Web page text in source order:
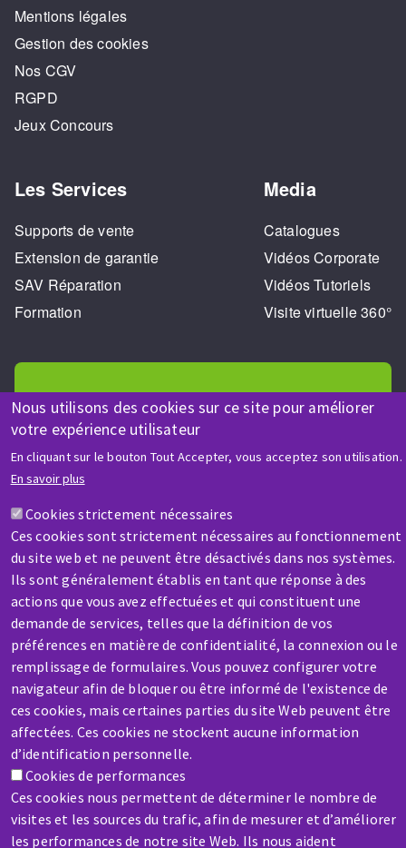
Nous utilisons des cookies sur ce site pour améliorer
votre expérience utilisateur
En cliquant sur le bouton Tout Accepter, vous acceptez son utilisation.
En savoir plus
Cookies strictement nécessaires
Ces cookies sont strictement nécessaires au fonctionnement
du site web et ne peuvent être désactivés dans nos systèmes.
Ils sont généralement établis en tant que réponse à des
actions que vous avez effectuées et qui constituent une
demande de services, telles que la définition de vos
préférences en matière de confidentialité, la connexion ou le
remplissage de formulaires. Vous pouvez configurer votre
navigateur afin de bloquer ou être informé de l'existence de
ces cookies, mais certaines parties du site Web peuvent être
affectées. Ces cookies ne stockent aucune information
d’identification personnelle.
Cookies de performances
Ces cookies nous permettent de déterminer le nombre de
visites et les sources du trafic, afin de mesurer et d’améliorer
les performances de notre site Web. Ils nous aident
Mentions légales
Gestion des cookies
Nos CGV
RGPD
Jeux Concours
Les Services
Supports de vente
Extension de garantie
SAV Réparation
Formation
Media
Catalogues
Vidéos Corporate
Vidéos Tutoriels
Visite virtuelle 360°
AIDE & CONTACT
Une question ? Un renseignement ?
Contactez-nous
SAV / RÉPARATION
Une machine cassée ? En panne ?
Contactez-nous